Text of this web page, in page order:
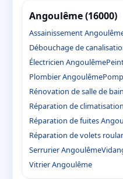
Angoulême (16000)
Assainissement
Débouchage de
Électricien Angoulême
Plombier Angoulême
Rénovation de salle de
Réparation de
Réparation de fuites
Réparation de volets
Serrurier Angoulême
Vitrier Angoulême